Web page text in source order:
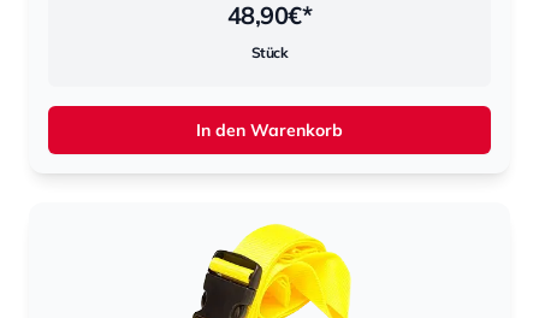
48,90€*
Stück
In den Warenkorb